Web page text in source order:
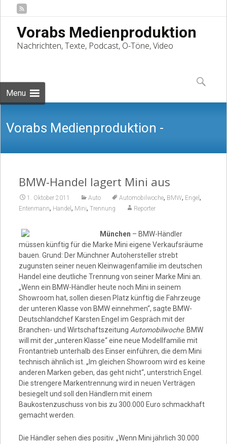
Vorabs Medienproduktion
Nachrichten, Texte, Podcast, O-Töne, Video
Menu
to
content
Suchen
nach:
Vorabs Medienproduktion -
Nachrichten, Texte, Podcast, O-Töne,
Video
BMW-Handel lagert Mini aus
1. Oktober 2011 Auto Automobilwoche, BMW, Engel ,
Entenmann, Handel , Mini, Trennung Reporter
München – BMW-Händler
müssen künftig für die Marke Mini eigene Verkaufsräume
bauen. Grund: Der Münchner Autohersteller strebt
zugunsten seiner neuen Kleinwagenfamilie im deutschen
Handel eine deutliche Trennung von seiner Marke Mini an.
„Wenn ein BMW-Händler heute noch Mini in seinem
Showroom hat, sollen diesen Platz künftig die Fahrzeuge
der unteren Klasse von BMW einnehmen“, sagte BMW-
Deutschlandchef Karsten Engel im Gespräch mit der
Branchen- und Wirtschaftszeitung Automobilwoche. BMW
will mit der „unteren Klasse“ eine neue Modellfamilie mit
Frontantrieb unterhalb des Einser einführen, die dem Mini
technisch ähnlich ist. „Im gleichen Showroom wird es keine
anderen Marken geben, das geht nicht“, unterstrich Engel.
Die strengere Markentrennung wird in neuen Verträgen
besiegelt und soll den Händlern mit einem
Baukostenzuschuss von bis zu 300.000 Euro schmackhaft
gemacht werden.
Die Händler sehen dies positiv. „Wenn Mini jährlich 30.000